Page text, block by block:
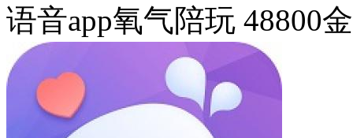
语音app氧气陪玩 48800